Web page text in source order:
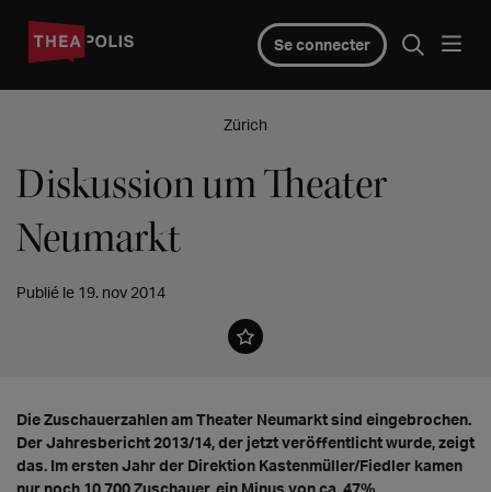
Se connecter
Zürich
Diskussion um Theater
Neumarkt
Publié le 19. nov 2014
Die Zuschauerzahlen am Theater Neumarkt sind eingebrochen.
Der Jahresbericht 2013/14, der jetzt veröffentlicht wurde, zeigt
das. Im ersten Jahr der Direktion Kastenmüller/Fiedler kamen
nur noch 10.700 Zuschauer, ein Minus von ca. 47%.